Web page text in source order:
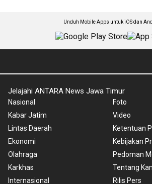
Unduh Mobile Apps untuk iOS dan
Jelajahi ANTARA News Jawa Timur
Nasional
Kabar Jatim
Lintas Daerah
Ekonomi
Olahraga
Karkhas
Internasional
Foto
Video
Ketentuan
Kebijakan
Pedoman
Tentang
Rilis Pers